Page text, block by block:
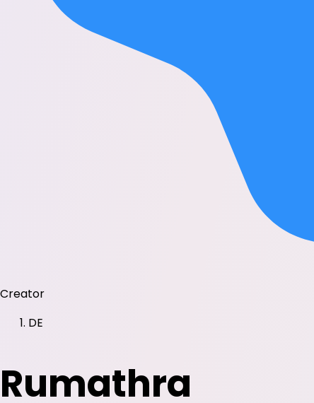
Creator
DE
Rumathra